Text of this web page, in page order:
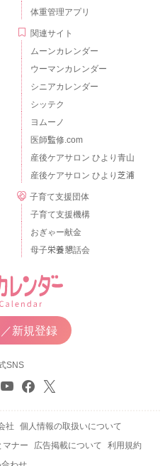
体重管理アプリ
関連サイト
ムーンカレンダー
ウーマンカレンダー
シニアカレンダー
シッテク
ヨムーノ
医師監修.com
産後ケアサロン ひより青山
産後ケアサロン ひより芝浦
子育て支援団体
子育て支援機構
おぎゃー献金
母子栄養懇話会
新規登録
SNS
社
個人情報の取扱いについて
マナー 広告掲載について
利用規約